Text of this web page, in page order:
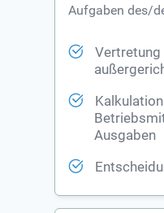
Aufgaben des/
Vertretung
Ausgaben